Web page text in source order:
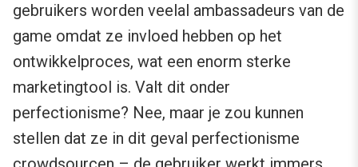
gebruikers worden veelal ambassadeurs van de
game omdat ze invloed hebben op het
ontwikkelproces, wat een enorm sterke
marketingtool is. Valt dit onder
perfectionisme? Nee, maar je zou kunnen
stellen dat ze in dit geval perfectionisme